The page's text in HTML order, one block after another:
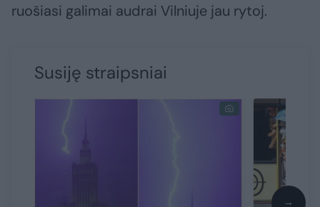
ruošiasi galimai audrai Vilniuje jau rytoj.
Susiję straipsniai
→